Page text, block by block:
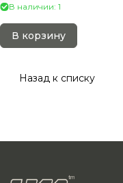
В наличии: 1
В корзину
Назад к списку